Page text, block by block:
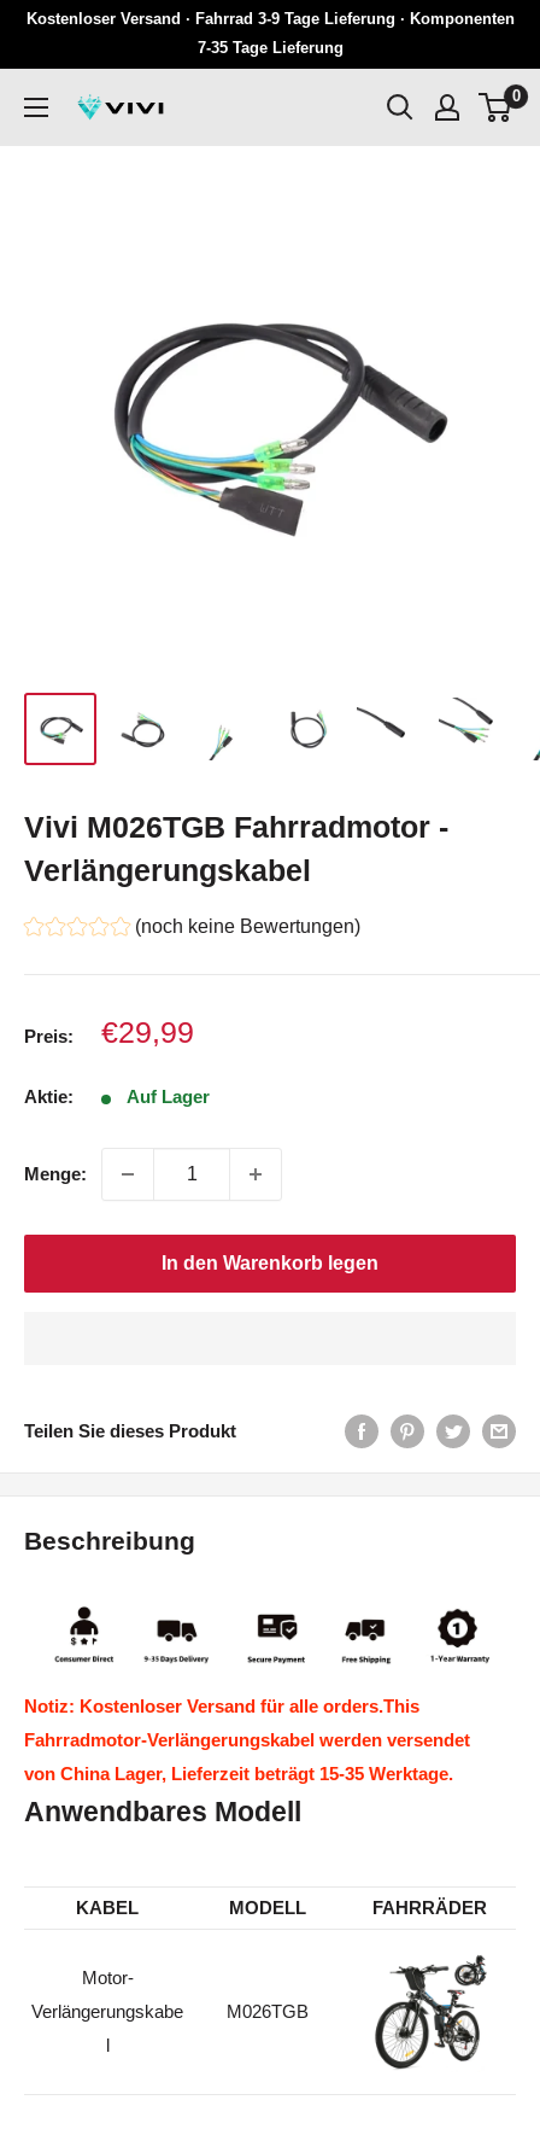
Überspringen
Inhalten
Kostenloser Versand · Fahrrad 3-9 Tage Lieferung · Komponenten
7-35 Tage Lieferung
VIVI
0
Vivi M026TGB Fahrradmotor -
Verlängerungskabel
(noch keine Bewertungen)
Preis: Verkaufspreis
€29,99
Aktie: Auf Lager
Menge:
In den Warenkorb legen
Teilen Sie dieses Produkt
Beschreibung
Notiz: Kostenloser Versand für alle orders.This
Fahrradmotor-Verlängerungskabel werden versendet
von China Lager, Lieferzeit beträgt 15-35 Werktage.
Anwendbares Modell
KABEL MODELL FAHRRÄDER
Motor-
Verlängerungskabe
l
M026TGB